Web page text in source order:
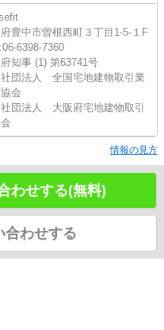
豊中市曽根西町３丁目1-5-１F
6398-7360
知事 (1) 第63741号
団法人 全国宅地建物取引業
会
団法人 大阪府宅地建物取引
情報の見方
わせする(無料)
合わせする